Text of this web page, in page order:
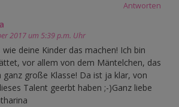
Antworten
2017 um 5:39 p.m. Uhr
deine Kinder das machen! Ich bin
vor allem von dem Mäntelchen, das
ganz große Klasse! Da ist ja klar, von
Talent geerbt haben ;-)Ganz liebe